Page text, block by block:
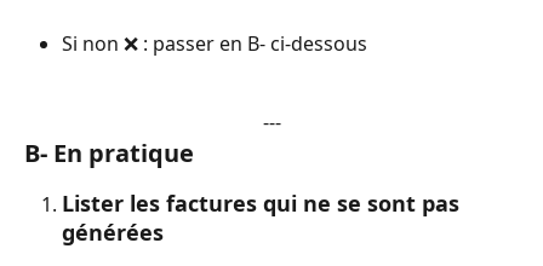
Si non ❌ : passer en B- ci-dessous
---
B- En pratique
Lister les factures qui ne se sont pas
générées